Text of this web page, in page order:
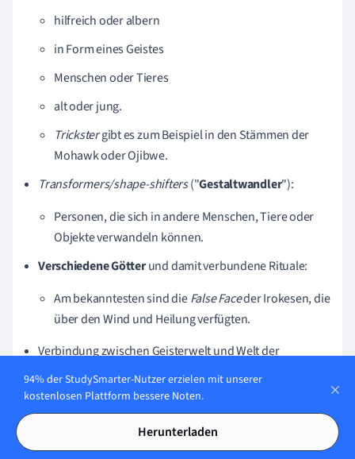
hilfreich oder albern
in Form eines Geistes
Menschen oder Tieres
alt oder jung.
Trickstergibt es zum Beispiel in den Stämmen der
Mohawk oder Ojibwe.
Transformers/shape-shifters("Gestaltwandler"):
Personen, die sich in andere Menschen, Tiere oder
Objekte verwandeln können.
Verschiedene Götterund damit verbundene Rituale:
Am bekanntesten sind dieFalse Faceder Irokesen, die
über den Wind und Heilung verfügten.
Verbindung zwischen Geisterwelt und Welt der
Lebenden durch
Schaman*innen.
Einflüsse deschristlichen Glaubens
Die schamanistischen Praktiken derFirstPeoplesind die
94% der StudySmarter-Nutzer erzielen mit unserer
kostenlosen Plattform bessere Noten.
Herunterladen